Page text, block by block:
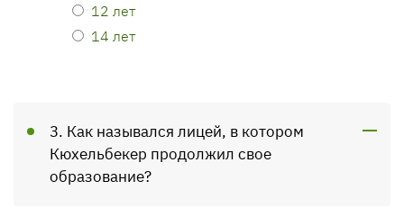
12 лет
14 лет
3. Как назывался лицей, в котором
Кюхельбекер продолжил свое
образование?